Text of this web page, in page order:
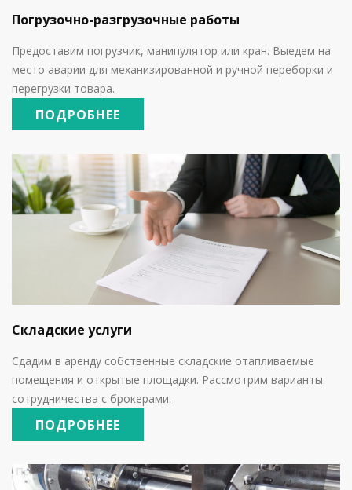
Погрузочно-разгрузочные работы
Предоставим погрузчик, манипулятор или кран. Выедем на
место аварии для механизированной и ручной переборки и
перегрузки товара.
ПОДРОБНЕЕ
Складские услуги
Сдадим в аренду собственные складские отапливаемые
помещения и открытые площадки. Рассмотрим варианты
сотрудничества с брокерами.
ПОДРОБНЕЕ